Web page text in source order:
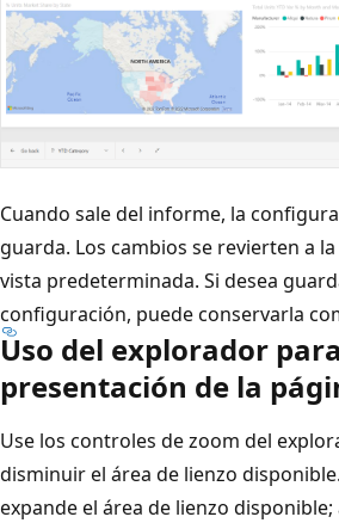
Cuando sale del informe, la
guarda. Los cambios se revierten a
vista predeterminada. Si desea
configuración, puede conservarla
Uso del explorador
presentación de la
Use los controles de zoom del
disminuir el área de lienzo
expande el área de lienzo